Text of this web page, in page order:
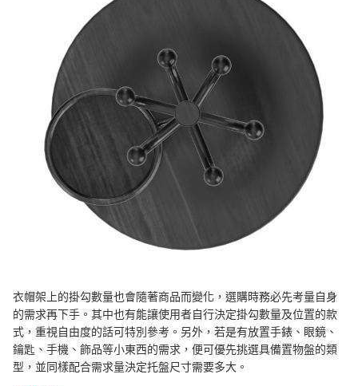
衣帽架上的掛勾數量也會隨著商品而變化，選購時務必先考量自身
的需求再下手。其中也有能讓使用者自行決定掛勾數量及位置的款
式，重視自由度的話可特別參考。另外，若是有放置手錶、眼鏡、
鑰匙、手機、飾品等小東西的需求，便可優先挑選具備置物盤的類
型，並同樣配合需求量決定托盤尺寸需要多大。